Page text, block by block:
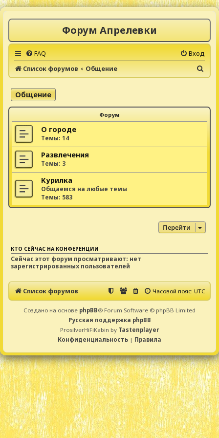
Форум Апрелевки
FAQ
Вход
Список форумов
Общение
о
с
Общение
Форум
О городе
Темы: 14
Развлечения
Темы: 3
Курилка
Общаемся на любые темы
Темы: 583
Перейти
КТО СЕЙЧАС НА КОНФЕРЕНЦИИ
Сейчас этот форум просматривают: нет
зарегистрированных пользователей
Список форумов Часовой пояс:UTC
Создано на основе phpBB® Forum Software © phpBB Limited
Русская поддержка phpBB
ProsilverHiFiKabin by Tastenplayer
Конфиденциальность | Правила